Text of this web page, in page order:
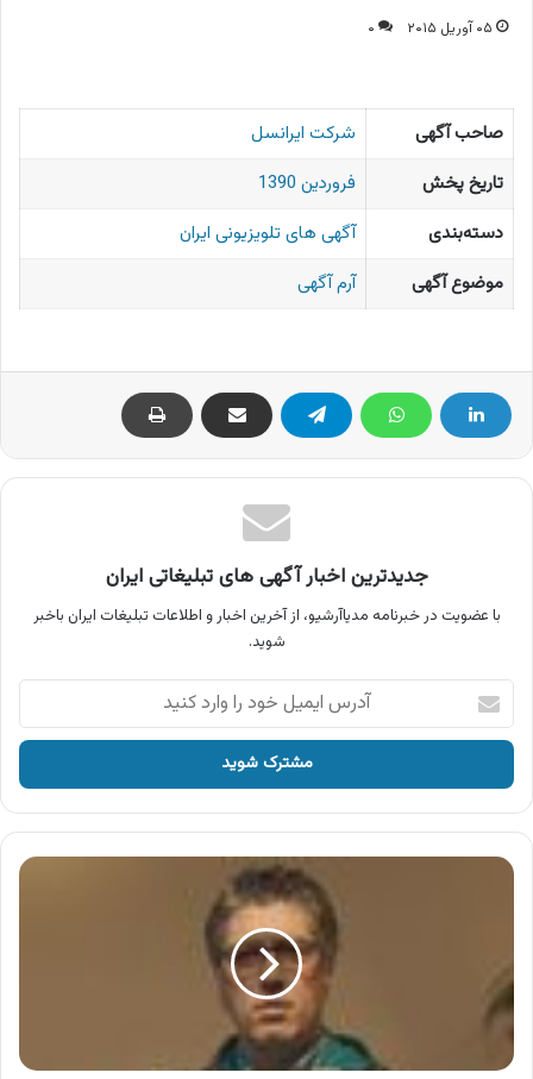
۰۵ آوریل ۲۰۱۵ ۰
صاحب آگهی
شرکت ایرانسل
تاریخ پخش
فروردین 1390
دسته‌بندی
آگهی های تلویزیونی ایران
موضوع آگهی
آرم آگهی
جدیدترین اخبار آگهی های تبلیغاتی ایران
با عضویت در خبرنامه مدیاآرشیو، از آخرین اخبار و اطلاعات تبلیغات ایران باخبر
شوید.
آدرس
ایمیل
خود
وارد
کنید
آگهی
اینترنتی
شیپور